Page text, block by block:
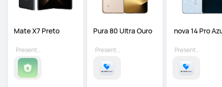
Mate X7 Preto
Presente grátis Presente grátis
nova 14 Pro
Presente grátis